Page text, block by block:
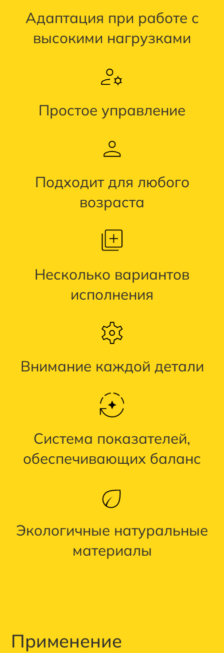
Адаптация при работе с
высокими нагрузками
Простое управление
Подходит для любого
возраста
Несколько вариантов
исполнения
Внимание каждой детали
Система показателей,
обеспечивающих баланс
Экологичные натуральные
материалы
Применение